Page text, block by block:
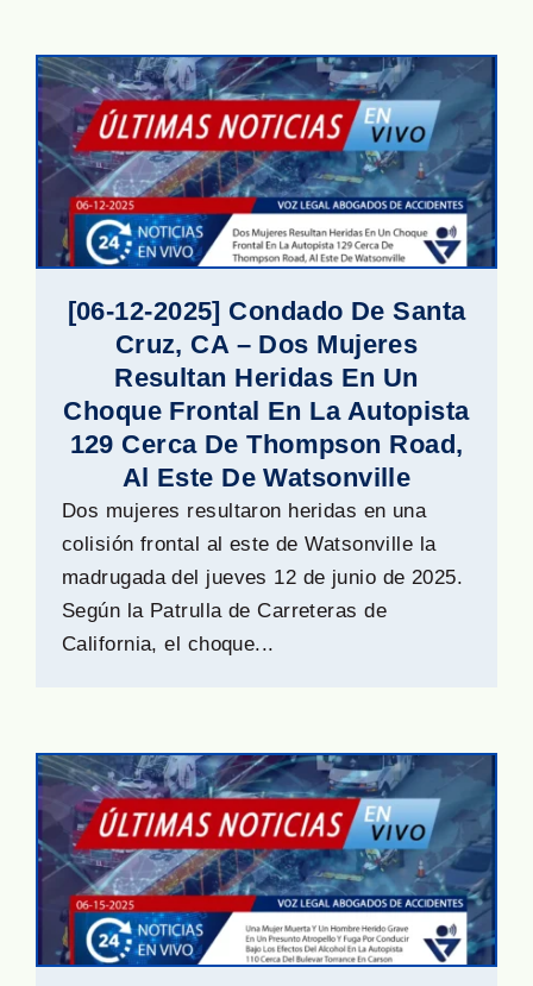
[06-12-2025] Condado De Santa
Cruz, CA – Dos Mujeres
Resultan Heridas En Un
Choque Frontal En La Autopista
129 Cerca De Thompson Road,
Al Este De Watsonville
Dos mujeres resultaron heridas en una
colisión frontal al este de Watsonville la
madrugada del jueves 12 de junio de 2025.
Según la Patrulla de Carreteras de
California, el choque...